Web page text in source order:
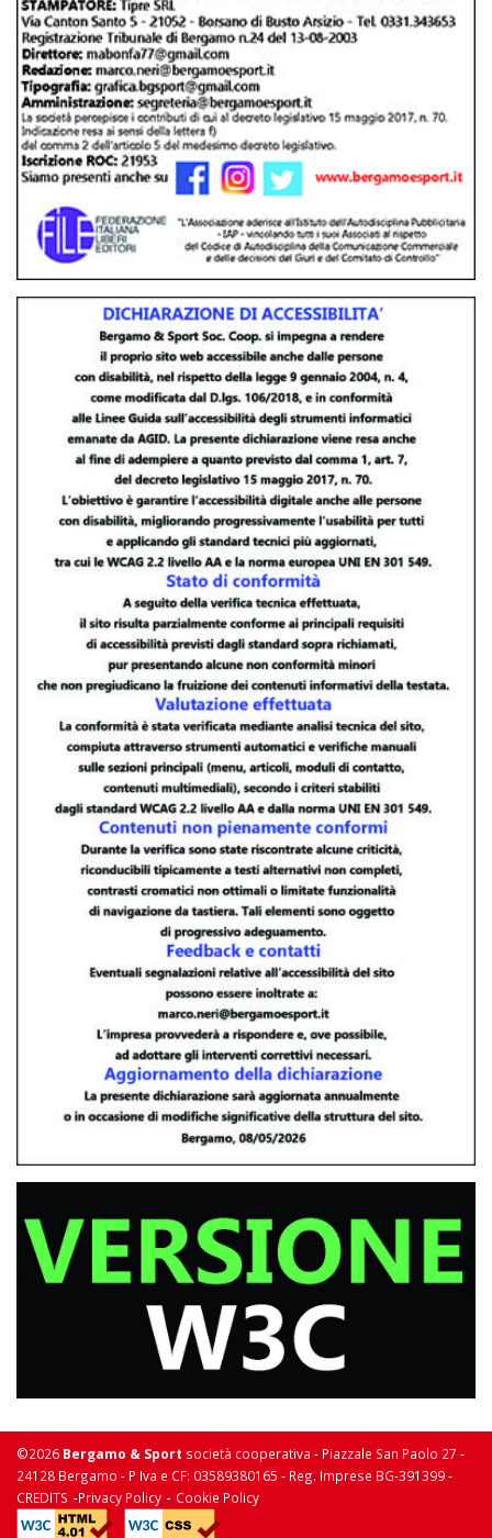
©2026 Bergamo & Sport società cooperativa - Piazzale San Paolo 27 -
24128 Bergamo - P Iva e CF: 03589380165 - Reg. Imprese BG-391399 -
CREDITS -Privacy Policy - Cookie Policy